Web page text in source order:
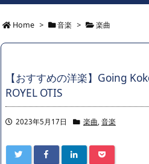
Home > 音楽 > 楽曲
【おすすめの洋楽】Going
ROYEL OTIS
2023年5月17日 楽曲, 音楽